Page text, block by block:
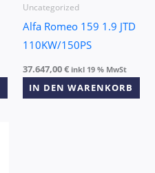
Uncategorized
Alfa Romeo 159 1.9 JTD
110KW/150PS
37.647,00€ inkl 19 % MwSt
IN DEN WARENKORB